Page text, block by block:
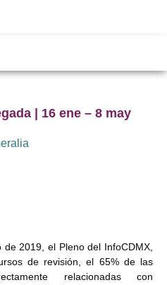
| 16 ene – 8 may
2019, el Pleno del InfoCDMX,
de revisión, el 65% de las
relacionadas con